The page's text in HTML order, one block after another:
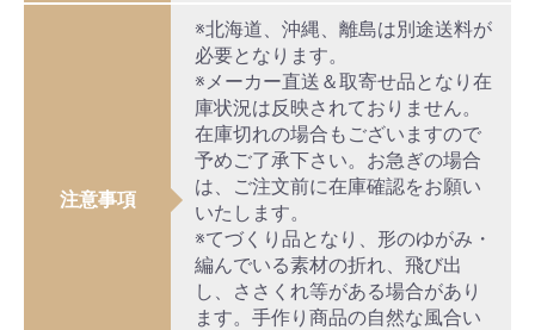
注意事項
※北海道、沖縄、離島は別途送料が
必要となります。
※メーカー直送＆取寄せ品となり在
庫状況は反映されておりません。
在庫切れの場合もございますので
予めご了承下さい。お急ぎの場合
は、ご注文前に在庫確認をお願い
いたします。
※てづくり品となり、形のゆがみ・
編んでいる素材の折れ、飛び出
し、ささくれ等がある場合があり
ます。手作り商品の自然な風合い